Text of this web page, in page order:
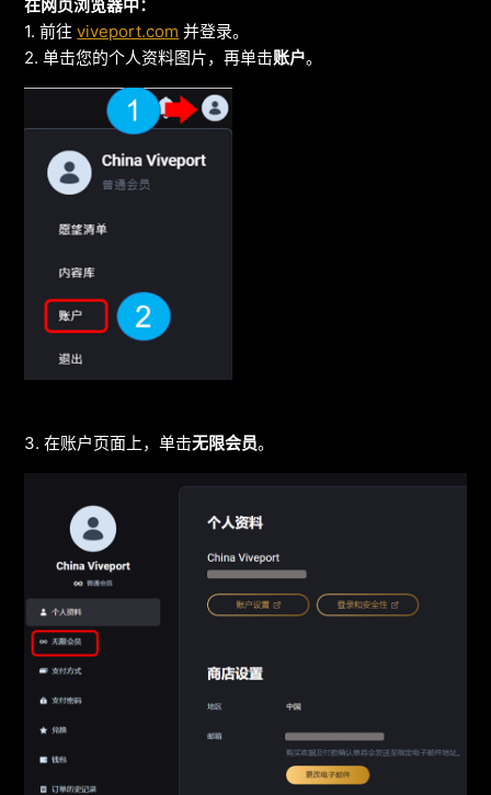
在网页浏览器中：
1. 前往viveport.com 并登录。
2. 单击您的个人资料图片，再单击账户。
3. 在账户页面上，单击无限会员。